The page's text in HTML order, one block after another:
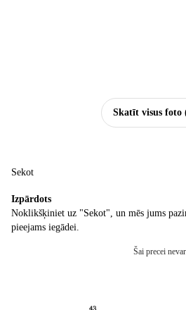
Skatīt visus foto
Sekot
Izpārdots
Noklikšķiniet uz "Sekot", un mēs jums
pieejams iegādei.
Šai precei